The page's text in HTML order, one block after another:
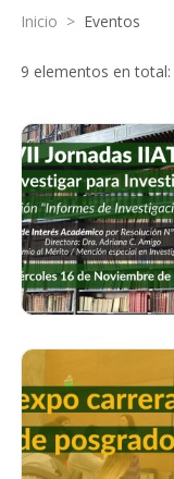
Inicio > Eventos
9 elementos en total: